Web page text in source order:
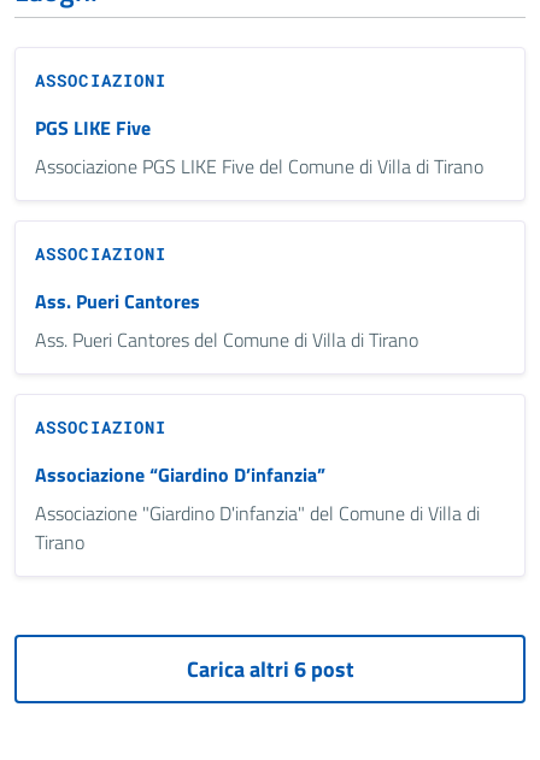
ASSOCIAZIONI
PGS LIKE Five
Associazione PGS LIKE Five del Comune di Villa di Tirano
ASSOCIAZIONI
Ass. Pueri Cantores
Ass. Pueri Cantores del Comune di Villa di Tirano
ASSOCIAZIONI
Associazione “Giardino D’infanzia”
Associazione "Giardino D'infanzia" del Comune di Villa di
Tirano